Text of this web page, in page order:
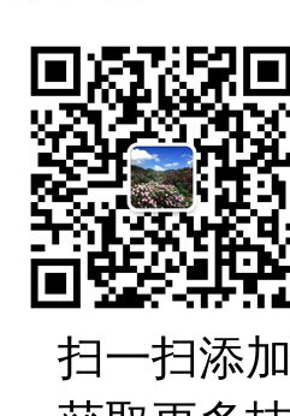
扫一扫添